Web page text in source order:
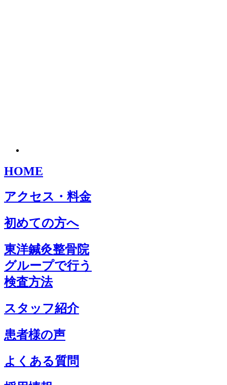
HOME
アクセス・料金
初めての方へ
東洋鍼灸整骨院
グループで行う
検査方法
スタッフ紹介
患者様の声
よくある質問